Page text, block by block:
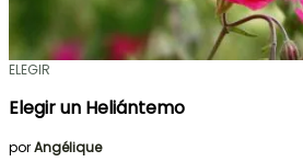
ELEGIR
Elegir un Heliántemo
porAngélique